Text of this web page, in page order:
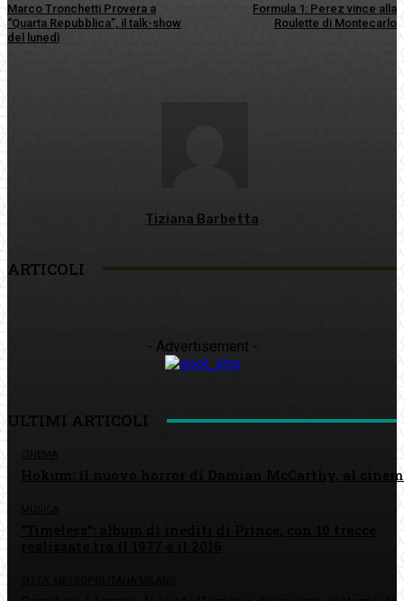
Marco Tronchetti Provera a
“Quarta Repubblica”, il talk-show
del lunedì
Formula 1: Perez vince alla
Roulette di Montecarlo
Tiziana Barbetta
ARTICOLI
- Advertisement -
ULTIMI ARTICOLI
Hokum: il nuovo horror di Damian McCarthy, al